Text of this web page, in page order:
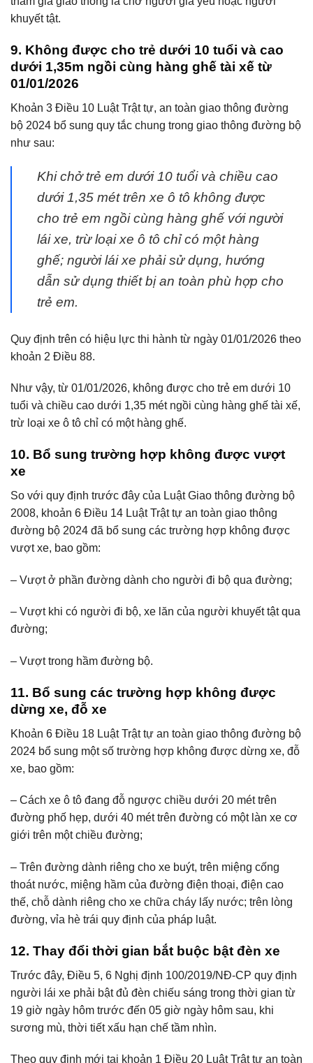
khuyết tật.
9. Không được cho trẻ dưới 10 tuổi và cao
dưới 1,35m ngồi cùng hàng ghế tài xế từ
01/01/2026
Khoản 3 Điều 10 Luật Trật tự, an toàn giao thông đường
bộ 2024 bổ sung quy tắc chung trong giao thông đường bộ
như sau:
Khi chở trẻ em dưới 10 tuổi và chiều cao
dưới 1,35 mét trên xe ô tô không được
cho trẻ em ngồi cùng hàng ghế với người
lái xe, trừ loại xe ô tô chỉ có một hàng
ghế; người lái xe phải sử dụng, hướng
dẫn sử dụng thiết bị an toàn phù hợp cho
trẻ em.
Quy định trên có hiệu lực thi hành từ ngày 01/01/2026 theo
khoản 2 Điều 88.
Như vậy, từ 01/01/2026, không được cho trẻ em dưới 10
tuổi và chiều cao dưới 1,35 mét ngồi cùng hàng ghế tài xế,
trừ loại xe ô tô chỉ có một hàng ghế.
10. Bổ sung trường hợp không được vượt
xe
So với quy định trước đây của Luật Giao thông đường bộ
2008, khoản 6 Điều 14 Luật Trật tự an toàn giao thông
đường bộ 2024 đã bổ sung các trường hợp không được
vượt xe, bao gồm:
– Vượt ở phần đường dành cho người đi bộ qua đường;
– Vượt khi có người đi bộ, xe lăn của người khuyết tật qua
đường;
– Vượt trong hầm đường bộ.
11. Bổ sung các trường hợp không được
dừng xe, đỗ xe
Khoản 6 Điều 18 Luật Trật tự an toàn giao thông đường bộ
2024 bổ sung một số trường hợp không được dừng xe, đỗ
xe, bao gồm:
– Cách xe ô tô đang đỗ ngược chiều dưới 20 mét trên
đường phố hẹp, dưới 40 mét trên đường có một làn xe cơ
giới trên một chiều đường;
– Trên đường dành riêng cho xe buýt, trên miệng cống
thoát nước, miệng hầm của đường điện thoại, điện cao
thế, chỗ dành riêng cho xe chữa cháy lấy nước; trên lòng
đường, vỉa hè trái quy định của pháp luật.
12. Thay đổi thời gian bắt buộc bật đèn xe
Trước đây, Điều 5, 6 Nghị định 100/2019/NĐ-CP quy định
người lái xe phải bật đủ đèn chiếu sáng trong thời gian từ
19 giờ ngày hôm trước đến 05 giờ ngày hôm sau, khi
sương mù, thời tiết xấu hạn chế tầm nhìn.
Theo quy định mới tại khoản 1 Điều 20 Luật Trật tự an toàn